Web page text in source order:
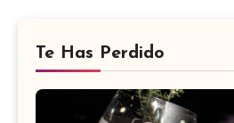
Te Has Perdido